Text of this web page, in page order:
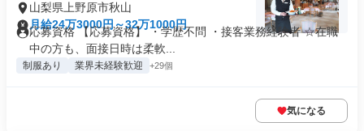
山梨県上野原市秋山
月給24万3000円～32万1000円
応募資格 【応募資格】 ・学歴不問 ・接客業務経験者 ☆在職
中の方も、面接日時は柔軟...
制服あり 業界未経験歓迎 +29個
気になる